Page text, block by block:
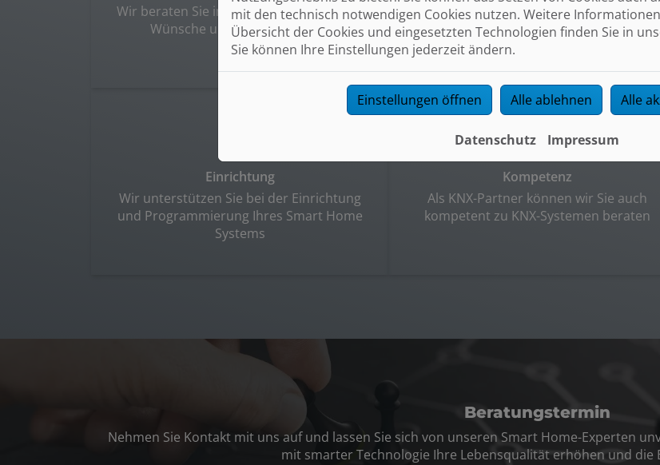
Wir beraten Sie individuell auf Basis Ihrer
Wünsche und Anforderungen
Sie erhalten ein transparentes Angebot
mit verschiedenen, zu Ihnen passenden
Möglichkeiten
Einrichtung
Wir unterstützen Sie bei der Einrichtung
und Programmierung Ihres Smart Home
Systems
Kompetenz
Als KNX-Partner können wir Sie auch
kompetent zu KNX-Systemen beraten
Beratungstermin
Nehmen Sie Kontakt mit uns auf und lassen Sie sich von unseren Smart Home-Experten
mit smarter Technologie Ihre Lebensqualität erhöhen und die
mit den technisch notwendigen Cookies nutzen. Weitere
Übersicht der Cookies und eingesetzten Technologien finden Sie in
Sie können Ihre Einstellungen jederzeit ändern.
Einstellungen öffnen Alle ablehnen Alle
Datenschutz Impressum